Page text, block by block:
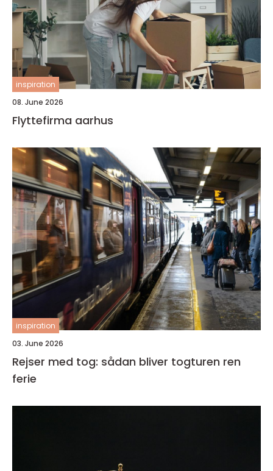
inspiration
08. June 2026
Flyttefirma aarhus
inspiration
03. June 2026
Rejser med tog: sådan bliver togturen ren
ferie